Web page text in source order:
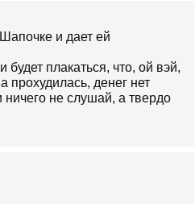
и дает ей
плакаться, что, ой вэй,
прохудилась, денег нет
не слушай, а твердо